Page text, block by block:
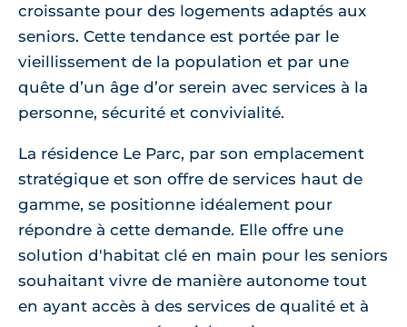
croissante pour des logements adaptés aux
seniors. Cette tendance est portée par le
vieillissement de la population et par une
quête d’un âge d’or serein avec services à la
personne, sécurité et convivialité.
La résidence Le Parc, par son emplacement
stratégique et son offre de services haut de
gamme, se positionne idéalement pour
répondre à cette demande. Elle offre une
solution d'habitat clé en main pour les seniors
souhaitant vivre de manière autonome tout
en ayant accès à des services de qualité et à